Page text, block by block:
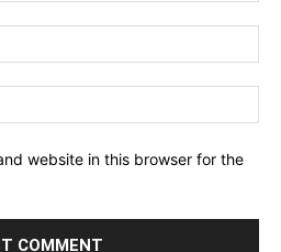
website in this browser for the